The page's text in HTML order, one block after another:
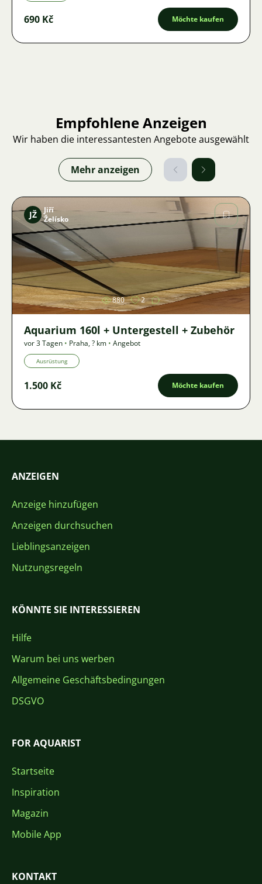
690 Kč Möchte kaufen
Empfohlene Anzeigen
Wir haben die interessantesten Angebote ausgewählt
Mehr anzeigen
Bild
JŽ
Jiří
Želísko
880 2
Aquarium 160l + Untergestell + Zubehör
vor 3 Tagen • Praha,? km • Angebot
Ausrüstung
1.500 Kč Möchte kaufen
ANZEIGEN
Anzeige hinzufügen
Anzeigen durchsuchen
Lieblingsanzeigen
Nutzungsregeln
KÖNNTE SIE INTERESSIEREN
Hilfe
Warum bei uns werben
Allgemeine Geschäftsbedingungen
DSGVO
FOR AQUARIST
Startseite
Inspiration
Magazin
Mobile App
KONTAKT